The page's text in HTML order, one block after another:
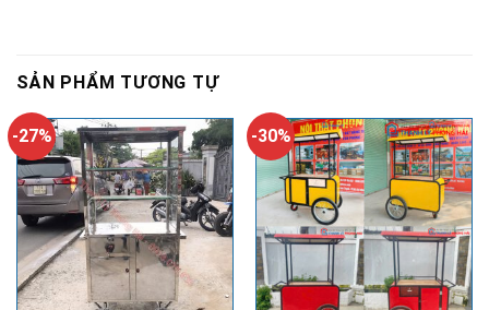
SẢN PHẨM TƯƠNG TỰ
-27% -30%